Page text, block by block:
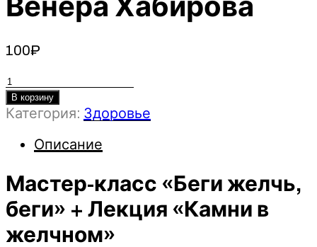
Венера Хабирова
100₽
Количество
товара
Мастер-
«Беги
беги»
+
Лекция
«Камни
В корзину
Категория: Здоровье
Описание
Мастер-класс «Беги желчь,
беги» + Лекция «Камни в
желчном»